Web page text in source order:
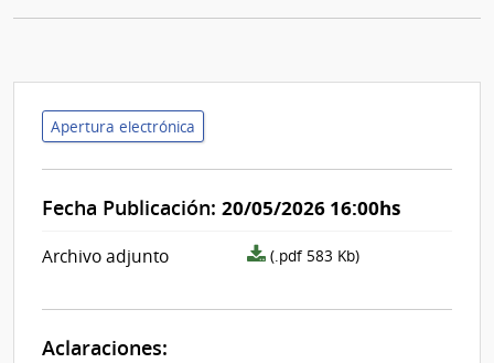
Apertura electrónica
Fecha Publicación: 20/05/2026 16:00hs
Archivo adjunto
archivo
(.pdf 583 Kb)
Aclaraciones: